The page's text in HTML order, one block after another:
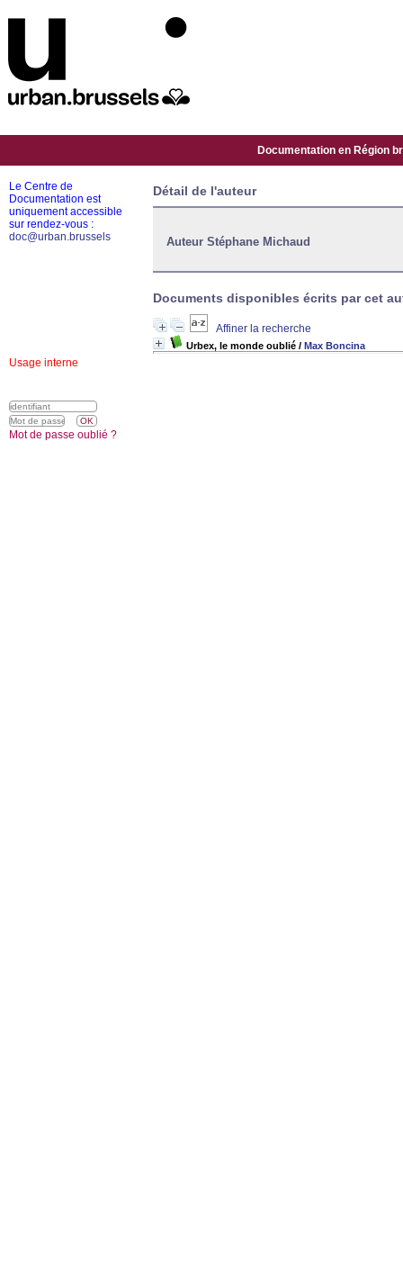
Documentation en Région
Détail de l'auteur
Auteur Stéphane Michaud
Documents disponibles écrits par cet
Affiner la recherche
Urbex, le monde oublié / Max Boncina
Le Centre de
Documentation est
uniquement accessible
sur rendez-vous :
doc@urban.brussels
Usage interne
Mot de passe oublié ?